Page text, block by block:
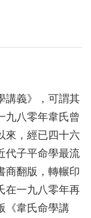
講義》，可謂其
九八零年韋氏曾
來，經已四十六
代子平命學最流
商翻版，轉輾印
在一九八零年再
《韋氏命學講